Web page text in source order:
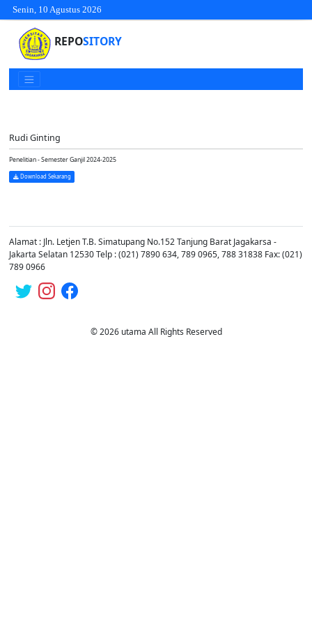
Senin, 10 Agustus 2026
REPOSITORY
Rudi Ginting
Penelitian - Semester Ganjil 2024-2025
Download Sekarang
Alamat : Jln. Letjen T.B. Simatupang No.152 Tanjung Barat Jagakarsa -
Jakarta Selatan 12530 Telp : (021) 7890 634, 789 0965, 788 31838 Fax: (021)
789 0966
© 2026 utama All Rights Reserved